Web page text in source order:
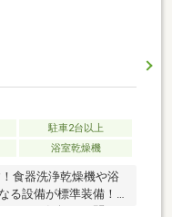
駐車2台以上
浴室乾燥機
食器洗浄乾燥機や浴
る設備が標準装備！